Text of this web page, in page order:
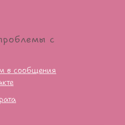
с
в сообщения